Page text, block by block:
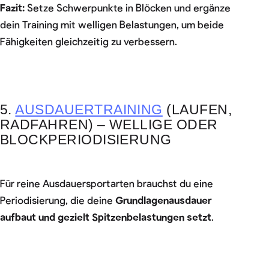
Fazit: Setze Schwerpunkte in Blöcken und ergänze
dein Training mit welligen Belastungen, um beide
Fähigkeiten gleichzeitig zu verbessern.
5.AUSDAUERTRAINING (LAUFEN,
RADFAHREN) – WELLIGE ODER
BLOCKPERIODISIERUNG
Für reine Ausdauersportarten brauchst du eine
Periodisierung, die deine Grundlagenausdauer
aufbaut und gezielt Spitzenbelastungen setzt.